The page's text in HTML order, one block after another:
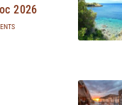
2026